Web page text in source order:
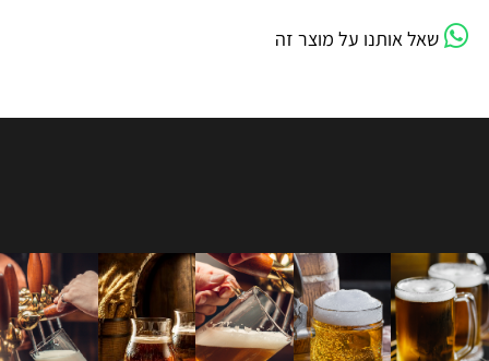
שאל אותנו על מוצר זה